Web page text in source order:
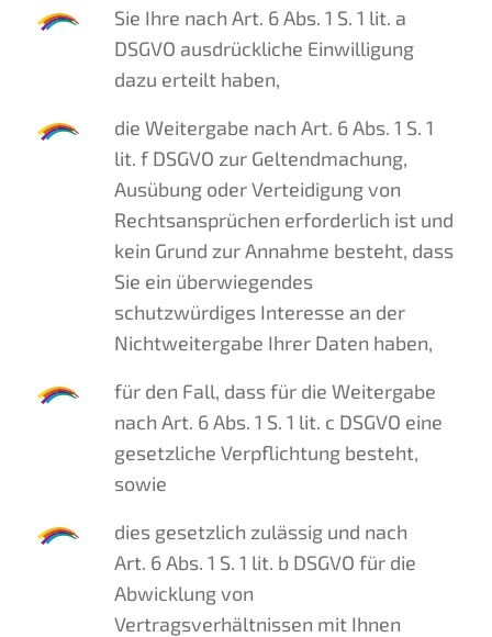
Sie Ihre nach Art. 6 Abs. 1 S. 1 lit. a
DSGVO ausdrückliche Einwilligung
dazu erteilt haben,
die Weitergabe nach Art. 6 Abs. 1 S. 1
lit. f DSGVO zur Geltendmachung,
Ausübung oder Verteidigung von
Rechtsansprüchen erforderlich ist und
kein Grund zur Annahme besteht, dass
Sie ein überwiegendes
schutzwürdiges Interesse an der
Nichtweitergabe Ihrer Daten haben,
für den Fall, dass für die Weitergabe
nach Art. 6 Abs. 1 S. 1 lit. c DSGVO eine
gesetzliche Verpflichtung besteht,
sowie
dies gesetzlich zulässig und nach
Art. 6 Abs. 1 S. 1 lit. b DSGVO für die
Abwicklung von
Vertragsverhältnissen mit Ihnen